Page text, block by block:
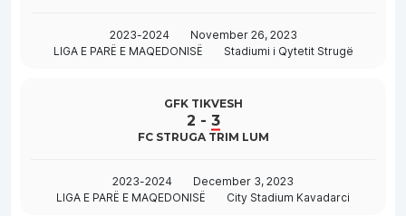
2023-2024
November 26, 2023
LIGA E PARË E MAQEDONISË
Stadiumi i Qytetit Strugë
GFK TIKVESH
2 - 3
FC STRUGA TRIM LUM
2023-2024
December 3, 2023
LIGA E PARË E MAQEDONISË
City Stadium Kavadarci